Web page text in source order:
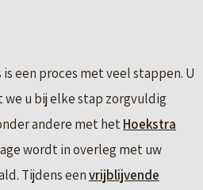
een proces met veel stappen. U
u bij elke stap zorgvuldig
andere met hetHoekstra
wordt in overleg met uw
Tijdens eenvrijblijvende